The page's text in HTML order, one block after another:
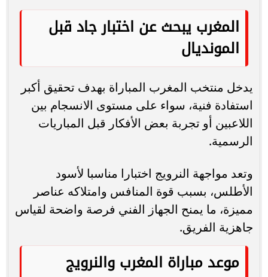
المغرب يبحث عن اختبار جاد قبل
المونديال
يدخل منتخب المغرب المباراة بهدف تحقيق أكبر
استفادة فنية، سواء على مستوى الانسجام بين
اللاعبين أو تجربة بعض الأفكار قبل المباريات
الرسمية.
وتعد مواجهة النرويج اختبارا مناسبا لأسود
الأطلس، بسبب قوة المنافس وامتلاكه عناصر
مميزة، ما يمنح الجهاز الفني فرصة واضحة لقياس
جاهزية الفريق.
موعد مباراة المغرب والنرويج